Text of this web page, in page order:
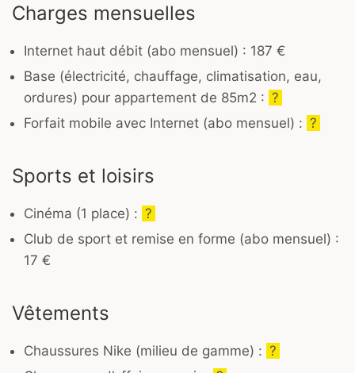
Charges mensuelles
Internet haut débit (abo mensuel) : 187 €
Base (électricité, chauffage, climatisation, eau,
ordures) pour appartement de 85m2 : ?
Forfait mobile avec Internet (abo mensuel) : ?
Sports et loisirs
Cinéma (1 place) : ?
Club de sport et remise en forme (abo mensuel) :
17 €
Vêtements
Chaussures Nike (milieu de gamme) : ?